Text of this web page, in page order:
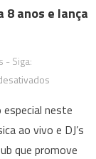
8 anos e lança
- Siga:
em
Food
–
Comida
neste
ao vivo e DJ’s
que promove